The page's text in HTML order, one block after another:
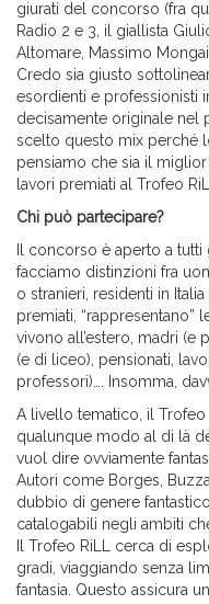
giurati del concorso (fra
Radio 2 e 3, il giallista
Altomare, Massimo
Credo sia giusto
esordienti e professionisti
decisamente originale nel
scelto questo mix perché
pensiamo che sia il
lavori premiati al Trofeo
Chi può partecipare?
Il concorso è aperto a
facciamo distinzioni fra
o stranieri, residenti in
premiati, “rappresentano”
vivono all’estero, madri (e
(e di liceo), pensionati,
professori)…. Insomma,
A livello tematico, il
qualunque modo al di là
vuol dire ovviamente
Autori come Borges,
dubbio di genere
catalogabili negli ambiti
Il Trofeo RiLL cerca di
gradi, viaggiando senza
fantasia. Questo assicura